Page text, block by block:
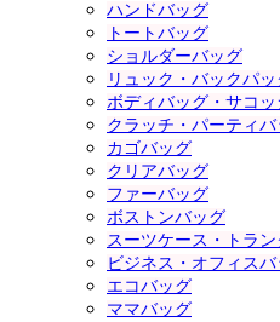
ハンドバッグ
トートバッグ
ショルダーバッグ
リュック・バックパッ
ボディバッグ・サコッ
クラッチ・パーティバ
カゴバッグ
クリアバッグ
ファーバッグ
ボストンバッグ
スーツケース・トラン
ビジネス・オフィス
エコバッグ
ママバッグ